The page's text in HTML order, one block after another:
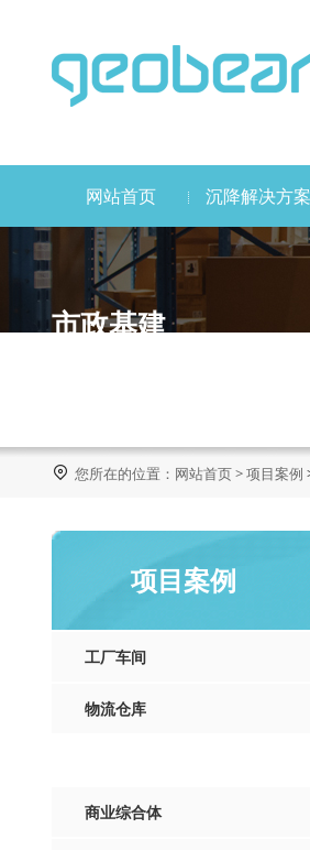
网站首页 沉降解决方案
市政基建
 您所在的位置： 网站首页>项目案例
项目案例
工厂车间
物流仓库
商业综合体